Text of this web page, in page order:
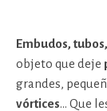
Embudos,
objeto que deje
grandes,
vórtices… Que